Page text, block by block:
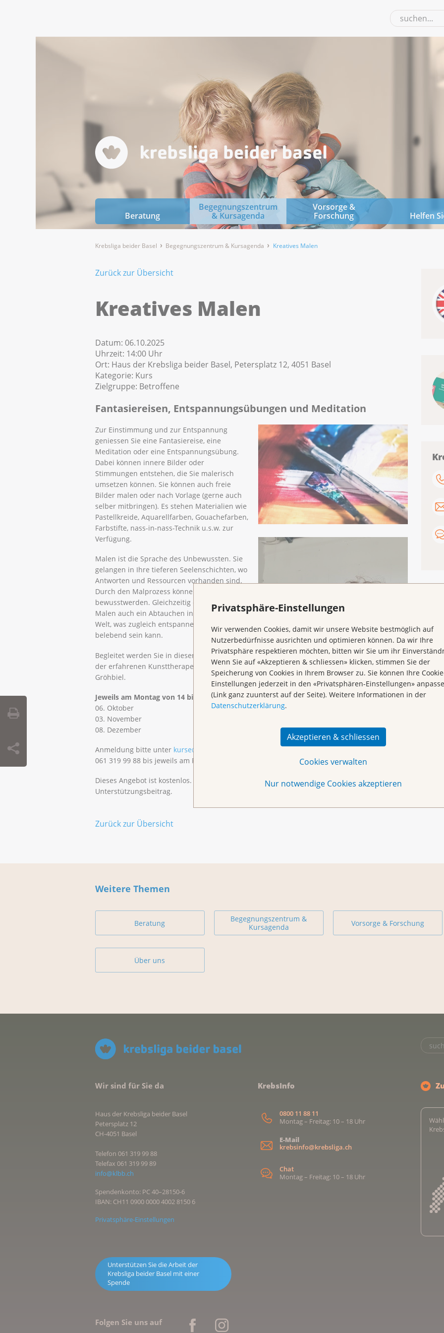
Privatsphäre-Einstellungen
Wir verwenden Cookies, damit wir unsere Website bestmöglich auf
Nutzerbedürfnisse ausrichten und optimieren können. Da wir Ihre
Privatsphäre respektieren möchten, bitten wir Sie um ihr
Wenn Sie auf «Akzeptieren & schliessen» klicken, stimmen Sie der
Speicherung von Cookies in Ihrem Browser zu. Sie können Ihre
Einstellungen jederzeit in den «Privatsphären-Einstellungen»
(Link ganz zuunterst auf der Seite). Weitere Informationen in der
Datenschutzerklärung.
Akzeptieren & schliessen
Cookies verwalten
Nur notwendige Cookies akzeptieren
Beratung
Begegnungszentrum
& Kursagenda
Vorsorge &
Forschung
Helfen
Krebsliga beider Basel Begegnungszentrum & Kursagenda Kreatives Malen
Zurück zur Übersicht
Kreatives Malen
Datum: 06.10.2025
Uhrzeit: 14:00 Uhr
Ort: Haus der Krebsliga beider Basel, Petersplatz 12, 4051 Basel
Kategorie: Kurs
Zielgruppe: Betroffene
Fantasiereisen, Entspannungsübungen und Meditation
Christina Gröhbiel
Zur Einstimmung und zur Entspannung
geniessen Sie eine Fantasiereise, eine
Meditation oder eine Entspannungsübung.
Dabei können innere Bilder oder
Stimmungen entstehen, die Sie malerisch
umsetzen können. Sie können auch freie
Bilder malen oder nach Vorlage (gerne auch
selber mitbringen). Es stehen Materialien wie
Pastellkreide, Aquarellfarben, Gouachefarben,
Farbstifte, nass-in-nass-Technik u.s.w. zur
Verfügung.
Malen ist die Sprache des Unbewussten. Sie
gelangen in Ihre tieferen Seelenschichten, wo
Antworten und Ressourcen vorhanden sind.
Durch den Malprozess können sie Ihnen
bewusstwerden. Gleichzeitig ermöglicht das
Malen auch ein Abtauchen in eine andere
Welt, was zugleich entspannend und
belebend sein kann.
Begleitet werden Sie in diesem Prozess von
der erfahrenen Kunsttherapeutin Christina
Gröhbiel.
Jeweils am Montag von 14 bis 17 Uhr
06. Oktober
03. November
08. Dezember
Anmeldung bitte unter kurse@klbb.ch
061 319 99 88 bis jeweils am Freitag vorher.
Dieses Angebot ist kostenlos. Spenden sind herzlich willkommen. Wir freuen uns über jeden
Unterstützungsbeitrag.
Zurück zur Übersicht
Weitere Themen
Beratung
Begegnungszentrum &
Kursagenda
Vorsorge & Forschung
Über uns
Wir sind für Sie da
Haus der Krebsliga beider Basel
Petersplatz 12
CH-4051 Basel
Telefon 061 319 99 88
Telefax 061 319 99 89
info@klbb.ch
Spendenkonto: PC 40–28150-6
IBAN: CH11 0900 0000 4002 8150 6
Privatsphäre-Einstellungen
Unterstützen Sie die Arbeit der
Krebsliga beider Basel mit einer
Spende
KrebsInfo
0800 11 88 11
Montag – Freitag: 10 – 18 Uhr
E-Mail
krebsinfo@krebsliga.ch
Chat
Montag – Freitag: 10 – 18 Uhr
Folgen Sie uns auf